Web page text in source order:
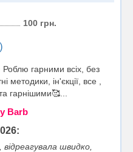
100 грн.
гарними всіх, без
методики, ін'єкції, все ,
гарнішими🥰...
Barb
швидко,